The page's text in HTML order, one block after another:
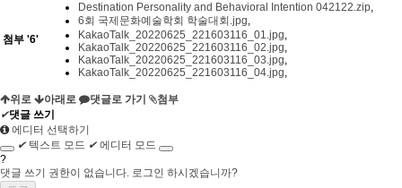
첨부 '6'
Destination Personality and Behavioral Intention 042122.zip,
6회 국제문화예술학회 학술대회.jpg,
KakaoTalk_20220625_221603116_01.jpg,
KakaoTalk_20220625_221603116_02.jpg,
KakaoTalk_20220625_221603116_03.jpg,
KakaoTalk_20220625_221603116_04.jpg,
위로 아래로 댓글로 가기
첨부
✔댓글 쓰기
에디터 선택하기
✔ 텍스트 모드 ✔에디터 모드
?
댓글 쓰기 권한이 없습니다. 로그인 하시겠습니까?